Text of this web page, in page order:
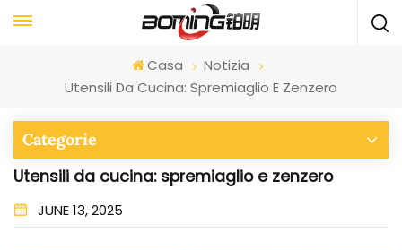
Casa
Notizia
Utensili Da Cucina: Spremiaglio E Zenzero
Categorie
Utensili da cucina: spremiaglio e zenzero
JUNE 13, 2025